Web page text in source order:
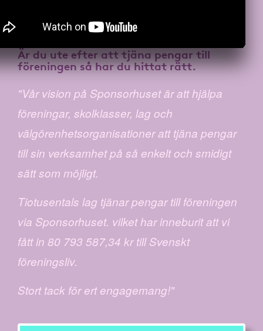
Är du ute efter atttjäna pengar till
föreningenså har du hittat rätt.
"Vår vision på Sponsorhuset är att hjälpa
föreningar, skolklasser, lag och
välgörenhetsorganisationer att tjäna pengar
till sin verksamhet på så enkelt och smidigt
sätt som möjligt.
Tiotusentals lag tjänar pengar till föreningen
via Sponsorhuset. vilket har inneburit att vi
fått in 80 793 587,34 kr till Svenskt
föreningsliv.
Stort tack för ert engagemang!"